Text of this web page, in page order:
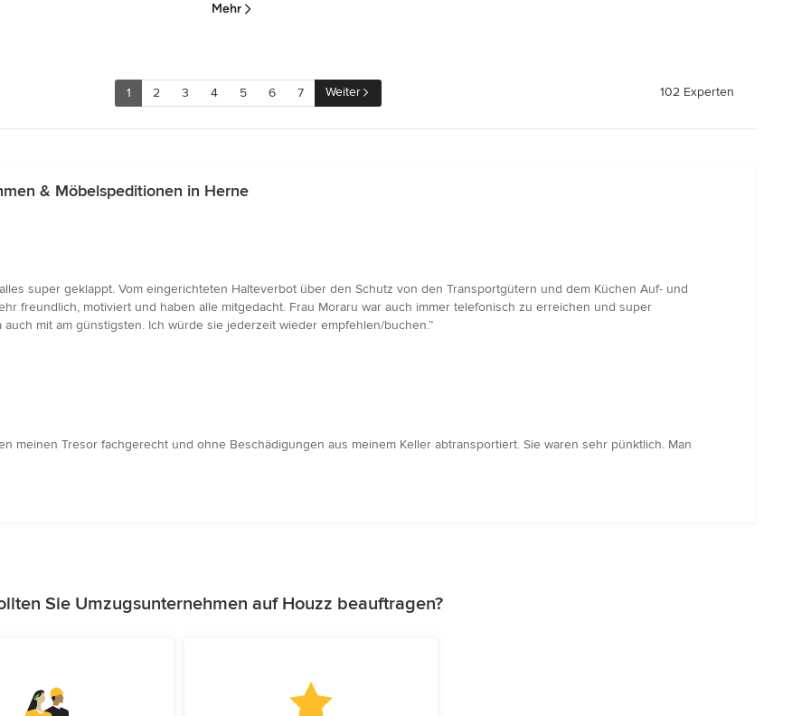
Mehr
1 2 3 4 5 6 7 Weiter 102 Experten
& Möbelspeditionen in Herne
super geklappt. Vom eingerichteten Halteverbot über den Schutz von den Transportgütern und dem Küchen Auf- und
freundlich, motiviert und haben alle mitgedacht. Frau Moraru war auch immer telefonisch zu erreichen und super
mit am günstigsten. Ich würde sie jederzeit wieder empfehlen/buchen.”
meinen Tresor fachgerecht und ohne Beschädigungen aus meinem Keller abtransportiert. Sie waren sehr pünktlich. Man
Sie Umzugsunternehmen auf Houzz beauftragen?